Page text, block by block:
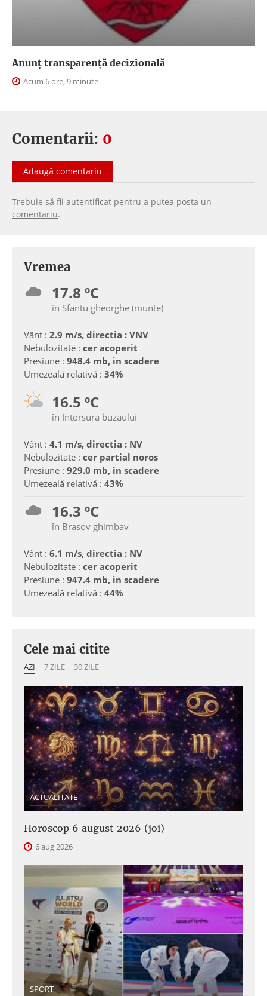
Anunţ transparenţă decizională
Acum 6 ore, 9 minute
Comentarii: 0
Adaugă comentariu
Trebuie să fii autentificat pentru a putea posta un
comentariu.
Vremea
17.8 ºC
în Sfantu gheorghe (munte)
Vânt : 2.9 m/s, directia : VNV
Nebulozitate : cer acoperit
Presiune : 948.4 mb, in scadere
Umezeală relativă : 34%
16.5 ºC
în Intorsura buzaului
Vânt : 4.1 m/s, directia : NV
Nebulozitate : cer partial noros
Presiune : 929.0 mb, in scadere
Umezeală relativă : 43%
16.3 ºC
în Brasov ghimbav
Vânt : 6.1 m/s, directia : NV
Nebulozitate : cer acoperit
Presiune : 947.4 mb, in scadere
Umezeală relativă : 44%
Cele mai citite
AZI 7 ZILE 30 ZILE
ACTUALITATE
Horoscop 6 august 2026 (joi)
6 aug 2026
SPORT